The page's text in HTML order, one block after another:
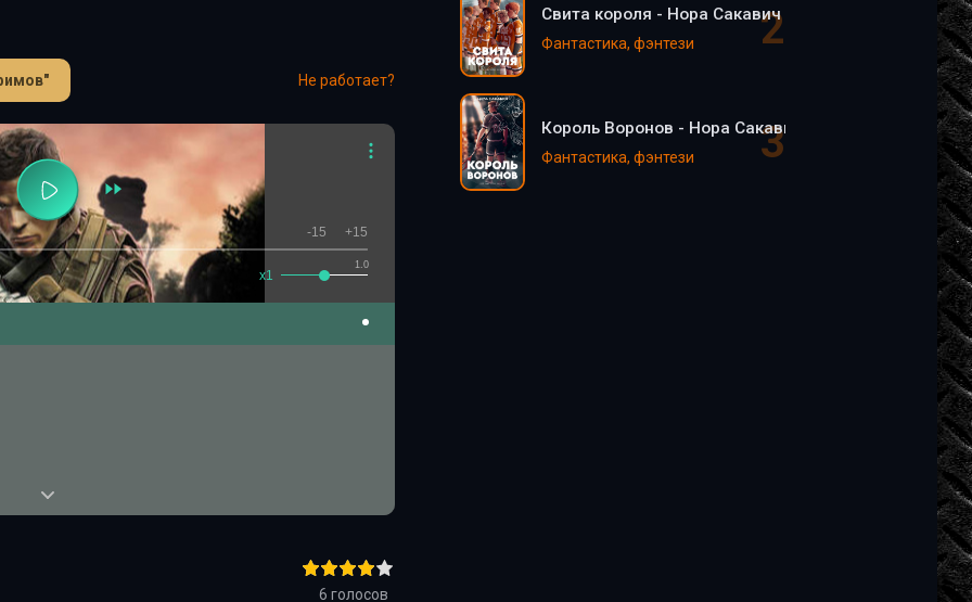
Не работает?
1.0
x1
-15 +15
6 голосов
Свита короля - Нора Сакавич
Фантастика, фэнтези
Король Воронов - Нора Сакавич
Фантастика, фэнтези